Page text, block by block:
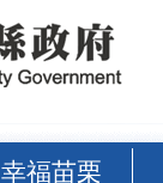
幸福苗栗